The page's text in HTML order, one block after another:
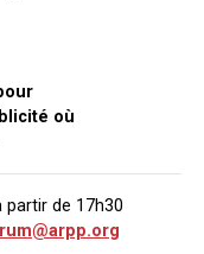
où
partir de 17h30